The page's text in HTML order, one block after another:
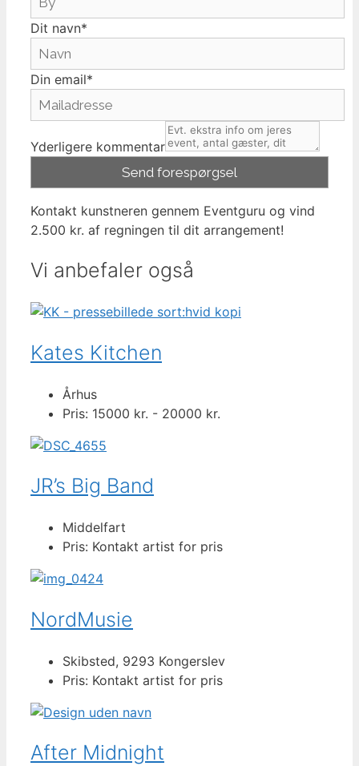
Dit navn*
Din email*
Yderligere kommentar
Kontakt kunstneren gennem Eventguru og vind
2.500 kr. af regningen til dit arrangement!
Vi anbefaler også
Kates Kitchen
Århus
Pris: 15000 kr. - 20000 kr.
JR’s Big Band
Middelfart
Pris: Kontakt artist for pris
NordMusie
Skibsted, 9293 Kongerslev
Pris: Kontakt artist for pris
After Midnight